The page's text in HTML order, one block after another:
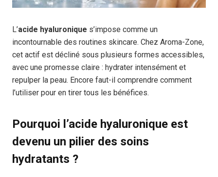
L’acide hyaluronique s’impose comme un
incontournable des routines skincare. Chez Aroma-Zone,
cet actif est décliné sous plusieurs formes accessibles,
avec une promesse claire : hydrater intensément et
repulper la peau. Encore faut-il comprendre comment
l’utiliser pour en tirer tous les bénéfices.
Pourquoi l’acide hyaluronique est
devenu un pilier des soins
hydratants ?